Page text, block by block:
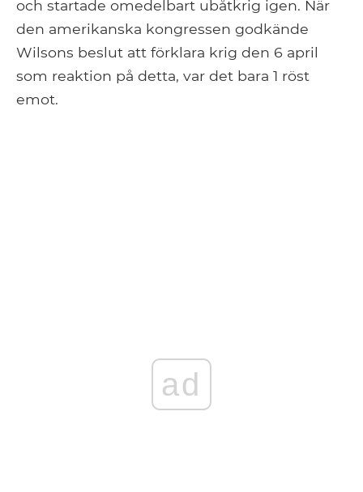
och startade omedelbart ubåtkrig igen. När
den amerikanska kongressen godkände
Wilsons beslut att förklara krig den 6 april
som reaktion på detta, var det bara 1 röst
emot.
ad